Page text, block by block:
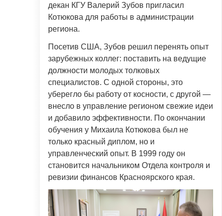
декан КГУ Валерий Зубов пригласил
Котюкова для работы в администрации
региона.
Посетив США, Зубов решил перенять опыт
зарубежных коллег: поставить на ведущие
должности молодых толковых
специалистов. С одной стороны, это
уберегло бы работу от косности, с другой —
внесло в управление регионом свежие идеи
и добавило эффективности. По окончании
обучения у Михаила Котюкова был не
только красный диплом, но и
управленческий опыт. В 1999 году он
становится начальником Отдела контроля и
ревизии финансов Красноярского края.